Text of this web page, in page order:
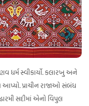
ધર્મ સ્વીકાર્યો. કલારખુ અને
આપ્યો. પ્રાચીન રાજાઓ સંબંધ
સદીમાં એનો વિપુલ